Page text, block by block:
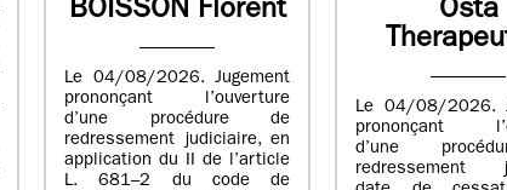
BOISSON Florent
Le 04/08/2026. Jugement
prononçant l’ouverture
d’une procédure de
redressement judiciaire, en
application du II de l’article
L. 681–2 du code de
Osta
Le 04/08/2026.
prononçant
d’une
redressement